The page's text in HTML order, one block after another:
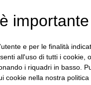
DEFAULT LANGUAGE
ITALIAN
importante
e per le finalità
all'uso di tutti i cookie,
i riquadri in basso.
cookie nella nostra politica